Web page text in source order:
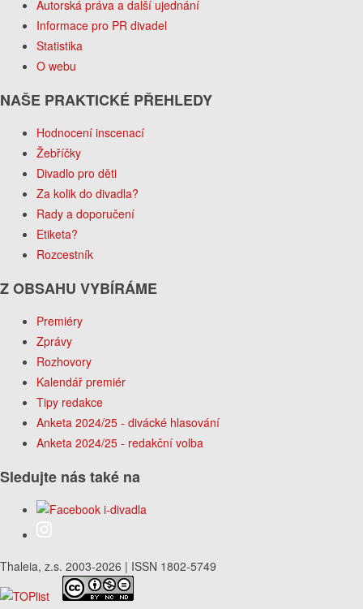
Autorská práva a další ujednání
Informace pro PR divadel
Statistika
O webu
NAŠE PRAKTICKÉ PŘEHLEDY
Hodnocení inscenací
Žebříčky
Divadlo pro děti
Za kolik do divadla?
Rady a doporučení
Etiketa?
Rozcestník
Z OBSAHU VYBÍRÁME
Premiéry
Zprávy
Rozhovory
Kalendář premiér
Tipy redakce
Anketa 2024/25 - divácké hlasování
Anketa 2024/25 - redakční volba
Sledujte nás také na
Thaleia, z.s. 2003-2026 | ISSN 1802-5749